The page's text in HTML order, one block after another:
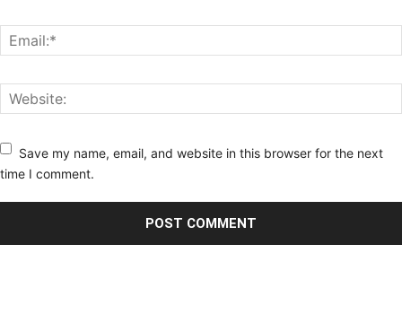
Save my name, email, and website in this browser for the next
time I comment.